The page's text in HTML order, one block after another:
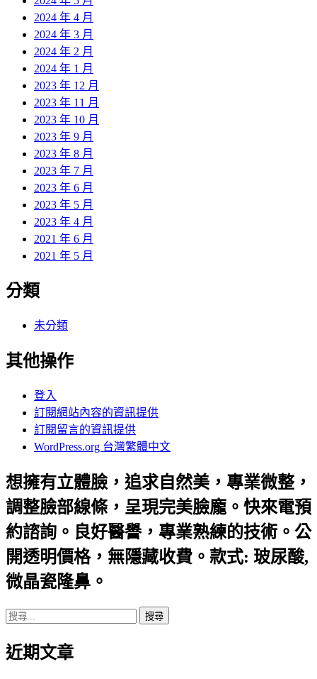
2024 年 4 月
2024 年 3 月
2024 年 2 月
2024 年 1 月
2023 年 12 月
2023 年 11 月
2023 年 10 月
2023 年 9 月
2023 年 8 月
2023 年 7 月
2023 年 6 月
2023 年 5 月
2023 年 4 月
2021 年 6 月
2021 年 5 月
分類
未分類
其他操作
登入
訂閱網站內容的資訊提供
訂閱留言的資訊提供
WordPress.org 台灣繁體中文
想擁有立體臉，追求自然美，專業微整，
調整臉部線條，呈現完美臉龐。快來電預
約諮詢。良好醫譽，專業熟練的技術。公
開透明價格，無隱藏收費。款式: 玻尿酸,
微晶瓷隆鼻。
搜
關
近期文章